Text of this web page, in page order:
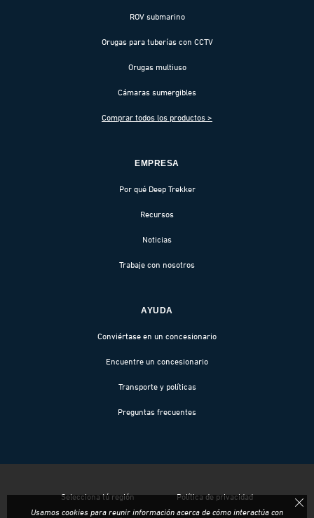
ROV submarino
Orugas para tuberías con CCTV
Orugas multiuso
Cámaras sumergibles
Comprar todos los productos >
EMPRESA
Por qué Deep Trekker
Recursos
Noticias
Trabaje con nosotros
AYUDA
Conviértase en un concesionario
Encuentre un concesionario
Transporte y políticas
Preguntas frecuentes
Selecciona tú región Política de privacidad
Usamos cookies para reunir información acerca de cómo interactúa con